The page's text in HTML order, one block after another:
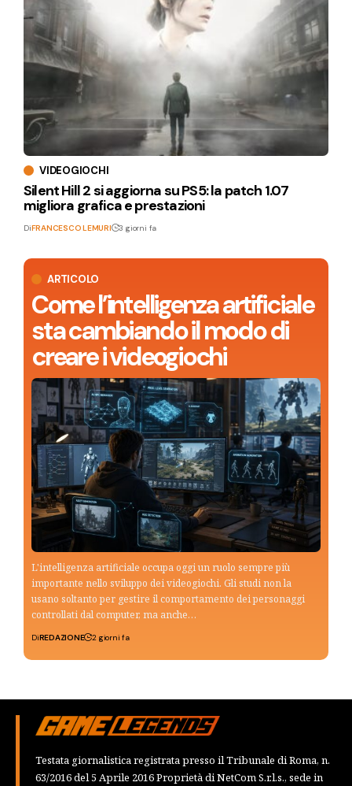
ARTICOLO
Come l’intelligenza artificiale
sta cambiando il modo di
creare i videogiochi
L'intelligenza artificiale occupa oggi un ruolo sempre più
importante nello sviluppo dei videogiochi. Gli studi non la
usano soltanto per gestire il comportamento dei personaggi
controllati dal computer, ma anche…
DiREDAZIONE 2 giorni fa
VIDEOGIOCHI
Silent Hill 2 si aggiorna su PS5: la patch 1.07
migliora grafica e prestazioni
DiFRANCESCO LEMURI 3 giorni fa
Testata giornalistica registrata presso il Tribunale di Roma, n.
63/2016 del 5 Aprile 2016 Proprietà di NetCom S.r.l.s., sede in